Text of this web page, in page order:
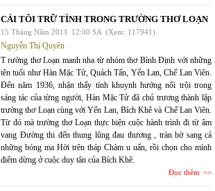
CÁI TÔI TRỮ TÌNH TRONG TRƯỜNG THƠ LOẠN
15 Tháng Năm 2011 12:00 SA (Xem: 117941)
Nguyễn Thị Quyên
T rường thơ Loạn manh nha từ nhóm thơ Bình Định với những
tên tuổi như Hàn Mặc Tử, Quách Tấn, Yến Lan, Chế Lan Viên.
Đến năm 1936, nhận thấy tính khuynh hướng nổi trội trong
sáng tác của từng người, Hàn Mặc Tử đã chủ trương thành lập
trường thơ Loạn cùng với Yến Lan, Bích Khê và Chế Lan Viên.
Từ đó mà trường thơ Loạn thực hiện cuộc hành trình đi từ âm
vang Đường thi đến thung lũng đau thương , tràn bờ sang cả
những bóng ma Hời trên tháp Chàm u uẩn, rồi chọn cho mình
điểm dừng ở cuộc duy tân của Bích Khê.
Đọc thêm